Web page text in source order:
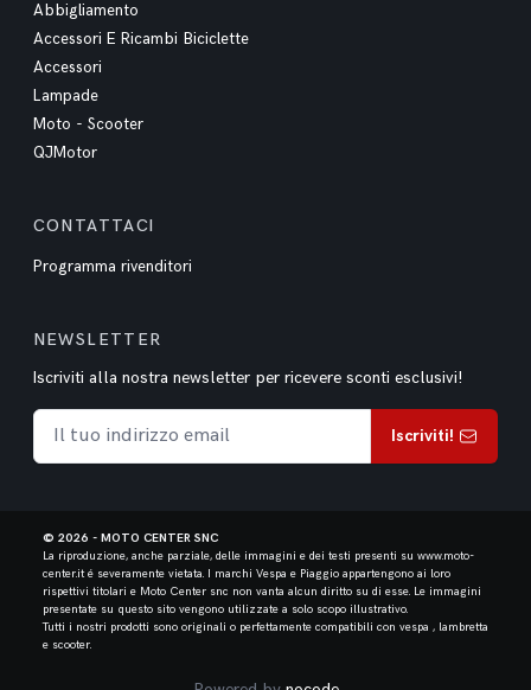
Abbigliamento
Accessori E Ricambi Biciclette
Accessori
Lampade
Moto - Scooter
QJMotor
CONTATTACI
Programma rivenditori
NEWSLETTER
Iscriviti alla nostra newsletter per ricevere sconti esclusivi!
Iscriviti!
© 2026 - MOTO CENTER SNC
La riproduzione, anche parziale, delle immagini e dei testi presenti su www.moto-
center.it é severamente vietata. I marchi Vespa e Piaggio appartengono ai loro
rispettivi titolari e Moto Center snc non vanta alcun diritto su di esse. Le immagini
presentate su questo sito vengono utilizzate a solo scopo illustrativo.
Tutti i nostri prodotti sono originali o perfettamente compatibili con vespa , lambretta
e scooter.